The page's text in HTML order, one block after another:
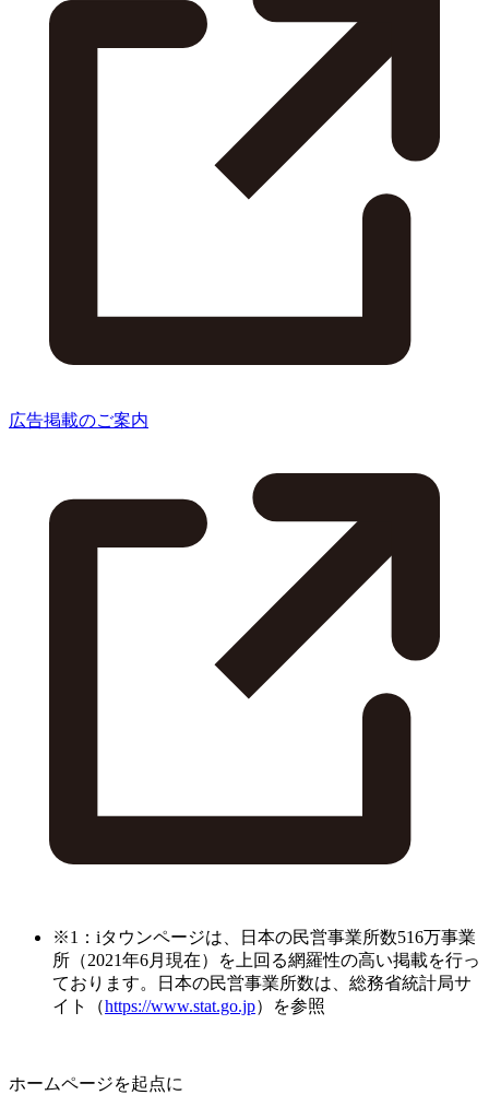
広告掲載のご案内
※1：iタウンページは、日本の民営事業所数516万事業
所（2021年6月現在）を上回る網羅性の高い掲載を行っ
ております。日本の民営事業所数は、総務省統計局サ
イト（https://www.stat.go.jp）を参照
ホームページを起点に